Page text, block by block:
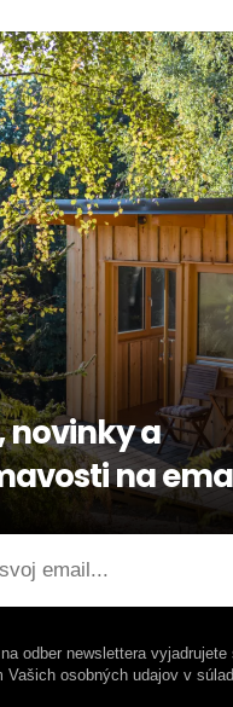
novinky a
na
odber newslettera vyjadrujete
Vašich osobných udajov v